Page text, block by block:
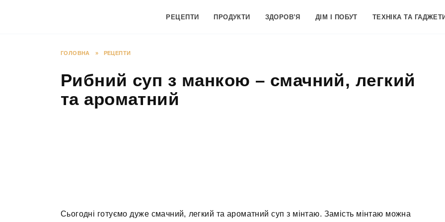
РЕЦЕПТИ ПРОДУКТИ ЗДОРОВ’Я ДІМ І ПОБУТ ТЕХНІКА ТА
ГОЛОВНА » РЕЦЕПТИ
Рибний суп з манкою – смачний, легкий
та ароматний
Сьогодні готуємо дуже смачний, легкий та ароматний суп з мінтаю. Замість мінтаю можна